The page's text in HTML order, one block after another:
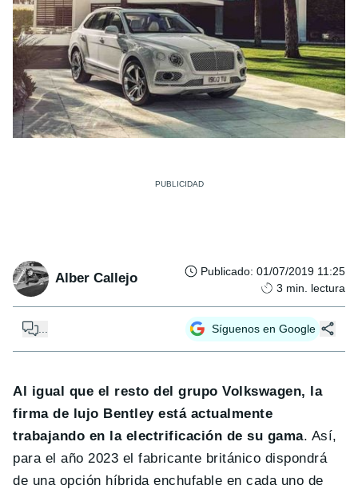
Alber Callejo Publicado: 01/07/2019 11:25
3 min. lectura
Síguenos en Google
Al igual que el resto del grupo Volkswagen, la
firma de lujo Bentley está actualmente
trabajando en la electrificación de su gama. Así,
para el año 2023 el fabricante británico dispondrá
de una opción híbrida enchufable en cada uno de